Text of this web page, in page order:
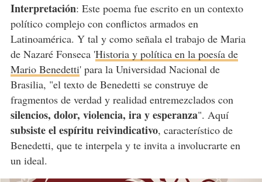
Interpretación: Este poema fue escrito en un contexto
político complejo con conflictos armados en
Latinoamérica. Y tal y como señala el trabajo de Maria
de Nazaré Fonseca 'Historia y política en la poesía de
Mario Benedetti' para la Universidad Nacional de
Brasilia, "el texto de Benedetti se construye de
fragmentos de verdad y realidad entremezclados con
silencios, dolor, violencia, ira y esperanza". Aquí
subsiste el espíritu reivindicativo, característico de
Benedetti, que te interpela y te invita a involucrarte en
un ideal.